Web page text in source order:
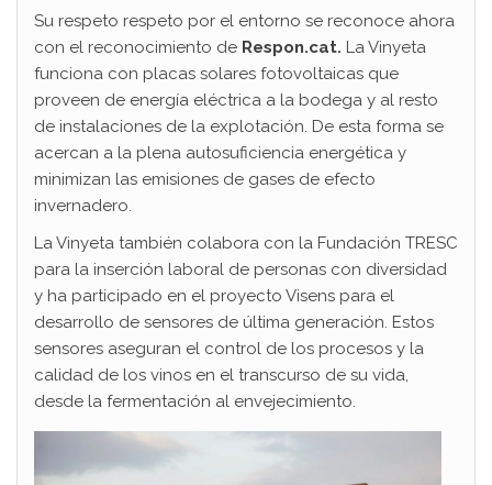
Su respeto respeto por el entorno se reconoce ahora
con el reconocimiento de Respon.cat. La Vinyeta
funciona con placas solares fotovoltaicas que
proveen de energía eléctrica a la bodega y al resto
de instalaciones de la explotación. De esta forma se
acercan a la plena autosuficiencia energética y
minimizan las emisiones de gases de efecto
invernadero.
La Vinyeta también colabora con la Fundación TRESC
para la inserción laboral de personas con diversidad
y ha participado en el proyecto Visens para el
desarrollo de sensores de última generación. Estos
sensores aseguran el control de los procesos y la
calidad de los vinos en el transcurso de su vida,
desde la fermentación al envejecimiento.